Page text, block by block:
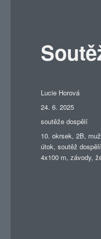
Autor:
Lucie Horová
Publikováno:
24. 6. 2025
Rubriky:
soutěže dospělí
Štítky:
10. okrsek,2B,
útok,soutěž dospělí
4x100 m,závody,